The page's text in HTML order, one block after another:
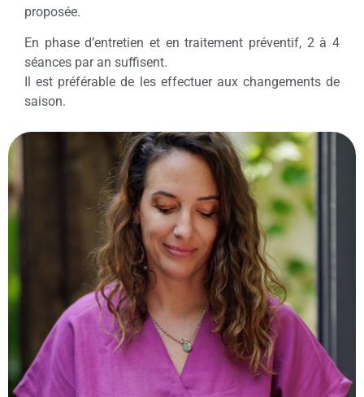
proposée.
En phase d’entretien et en traitement préventif, 2 à 4
séances par an suffisent.
Il est préférable de les effectuer aux changements de
saison.